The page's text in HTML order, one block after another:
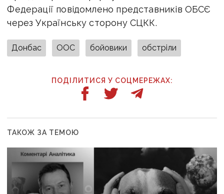
Федерації повідомлено представників ОБСЄ
через Українську сторону СЦКК.
Донбас ООС бойовики обстріли
ПОДІЛИТИСЯ У СОЦМЕРЕЖАХ:
ТАКОЖ ЗА ТЕМОЮ